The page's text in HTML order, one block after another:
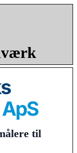
til